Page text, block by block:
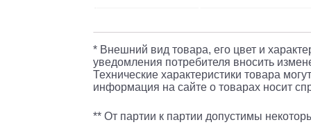
* Внешний вид товара, его цвет и
уведомления потребителя вносить
Технические характеристики товара
информация на сайте о товарах носит
** От партии к партии допустимы